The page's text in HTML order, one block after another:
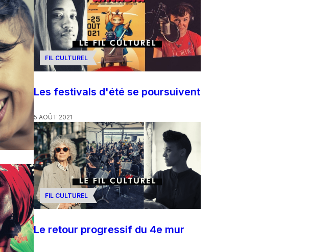
FIL CULTUREL
Les festivals d'été se poursuivent
5 AOÛT 2021
FIL CULTUREL
Le retour progressif du 4e mur